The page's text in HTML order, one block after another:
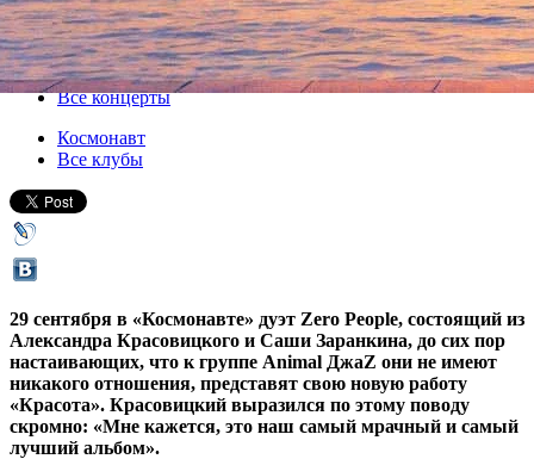
29 сентября 2018, суббота,20.00
Версия для печати
Все концерты
Космонавт
Все клубы
29 сентября в «Космонавте» дуэт Zero People, состоящий из
Александра Красовицкого и Саши Заранкина, до сих пор
настаивающих, что к группе Animal ДжаZ они не имеют
никакого отношения, представят свою новую работу
«Красота». Красовицкий выразился по этому поводу
скромно: «Мне кажется, это наш самый мрачный и самый
лучший альбом».